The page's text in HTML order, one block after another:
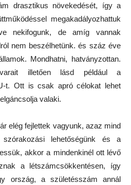
drasztikus növekedését, így a
megakadályozhattuk
nekifogunk, de amíg vannak
nem beszélhetünk. és száz éve
Mondhatni, hatványzottan.
illetően lásd például a
t. Ott is csak apró célokat lehet
valaki.
elég fejlettek vagyunk, azaz mind
lehetőségünk és a
akkor a mindenkinél ott lévő
a létszámcsökkentésen, így
ország, a születésszám annál